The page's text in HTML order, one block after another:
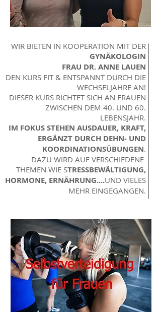
WIR BIETEN IN KOOPERATION MIT DER
GYNÄKOLOGIN
FRAU DR. ANNE LAUEN
DEN KURS FIT & ENTSPANNT DURCH DIE
WECHSELJAHRE AN!
DIESER KURS RICHTET SICH AN FRAUEN
ZWISCHEN DEM 40. UND 60.
LEBENSJAHR.
IM FOKUS STEHEN AUSDAUER, KRAFT,
ERGÄNZT DURCH DEHN- UND
KOORDINATIONSÜBUNGEN.
DAZU WIRD AUF VERSCHIEDENE
THEMEN WIE STRESSBEWÄLTIGUNG,
HORMONE, ERNÄHRUNG....UND VIELES
MEHR EINGEGANGEN.